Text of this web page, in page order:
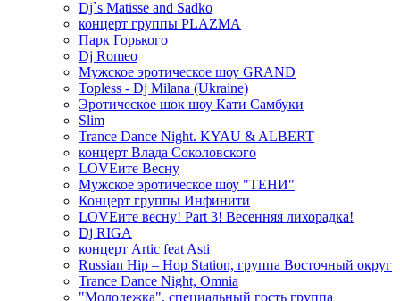
Dj`s Matisse and Sadko
концерт группы PLAZMA
Парк Горького
Dj Romeo
Мужское эротическое шоу GRAND
Topless - Dj Milana (Ukraine)
Эротическое шок шоу Кати Самбуки
Slim
Trance Dance Night. KYAU & ALBERT
концерт Влада Соколовского
LOVEите Весну
Мужское эротическое шоу "ТЕНИ"
Концерт группы Инфинити
LOVEите весну! Part 3! Весенняя лихорадка!
Dj RIGA
концерт Artic feat Asti
Russian Hip – Hop Station, группа Восточный округ
Trance Dance Night, Omnia
"Молодежка", специальный гость группа